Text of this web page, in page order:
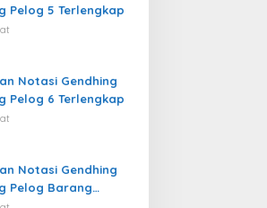
Pelog 5 Terlengkap
Notasi Gendhing
Pelog 6 Terlengkap
Notasi Gendhing
Pelog Barang